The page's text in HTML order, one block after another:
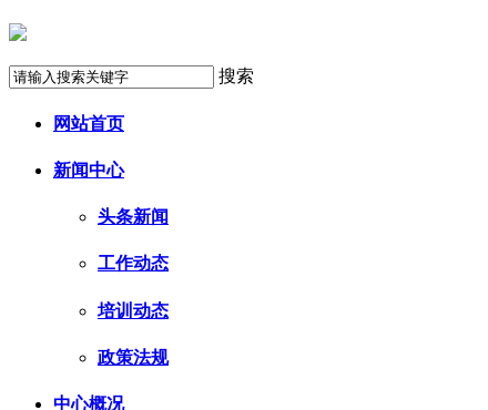
搜索
网站首页
新闻中心
头条新闻
工作动态
培训动态
政策法规
中心概况